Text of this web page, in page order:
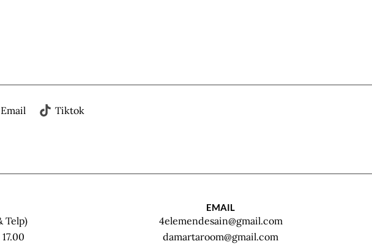
Email Tiktok
Telp)
EMAIL
4elemendesain@gmail.com
damartaroom@gmail.com